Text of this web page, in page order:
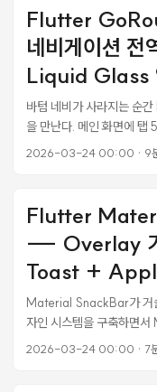
진다. 각 제도별 대상, 금액
역사랑 휴가지원) — 여행
인구감소 지역으로 여행하
권으로 돌려주는 제도다.
치구를 제외한 84개 지역
정된 16곳이 4월부터 운영
Flutter
네비게이션
Liquid Glass
바텀 네비가 사라지는 순
을 만난다. 메인 화면에 탭
이나 새 메모 생성 버튼을
메모 앱에서 메모를 열어도
그대로 있다. 그런데
원인을 찾아보니 라우터
2026-03-24 00:00 · 9
Flutter
--- Overlay
Toast +
Material SnackBar가 거
자인 시스템을 구축하면
있었다. AlertDialog는
2026-03-24 00:00 · 7